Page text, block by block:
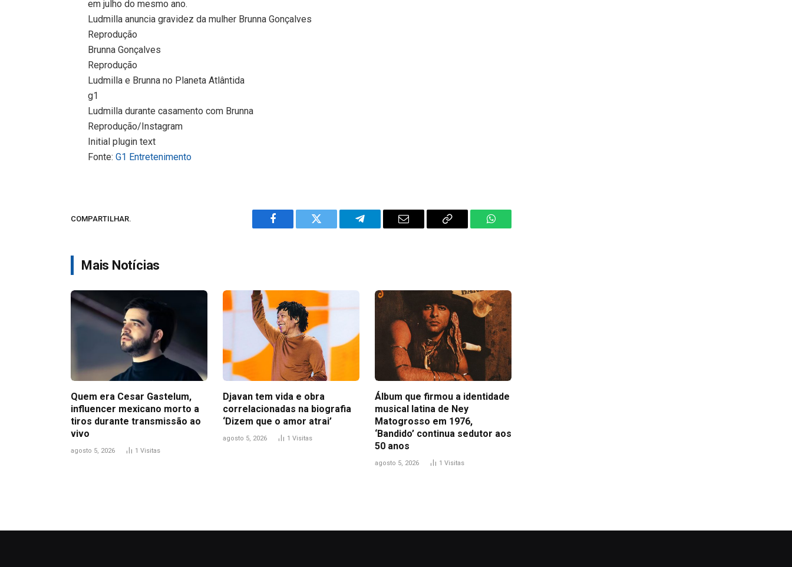
em julho do mesmo ano.
Ludmilla anuncia gravidez da mulher Brunna Gonçalves
Reprodução
Brunna Gonçalves
Reprodução
Ludmilla e Brunna no Planeta Atlântida
g1
Ludmilla durante casamento com Brunna
Reprodução/Instagram
Initial plugin text
Fonte:G1 Entretenimento
COMPARTILHAR.
Facebook Twitter Telegram Email
Copy
WhatsApp
Mais Notícias
Quem era Cesar Gastelum,
influencer mexicano morto a
tiros durante transmissão ao
vivo
agosto 5, 2026 1 Visitas
Djavan tem vida e obra
correlacionadas na biografia
‘Dizem que o amor atrai’
agosto 5, 2026 1 Visitas
Álbum que firmou a identidade
musical latina de Ney
Matogrosso em 1976,
‘Bandido’ continua sedutor aos
50 anos
agosto 5, 2026 1 Visitas